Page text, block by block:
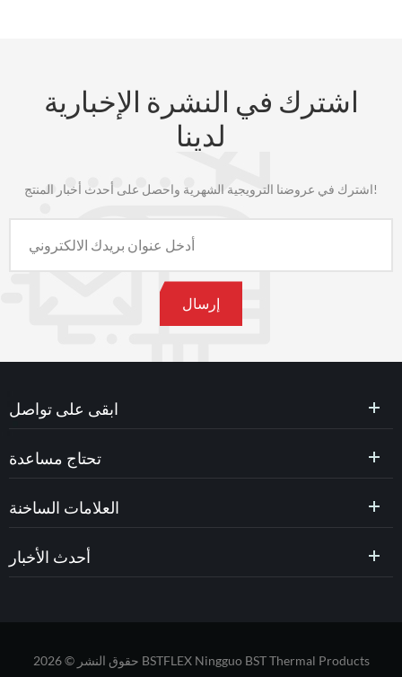
اشترك في النشرة الإخبارية
لدينا
اشترك في عروضنا الترويجية الشهرية واحصل على أحدث أخبار المنتج!
ابقى على تواصل
تحتاج مساعدة
العلامات الساخنة
أحدث الأخبار
حقوق النشر © 2026 BSTFLEX Ningguo BST Thermal Products